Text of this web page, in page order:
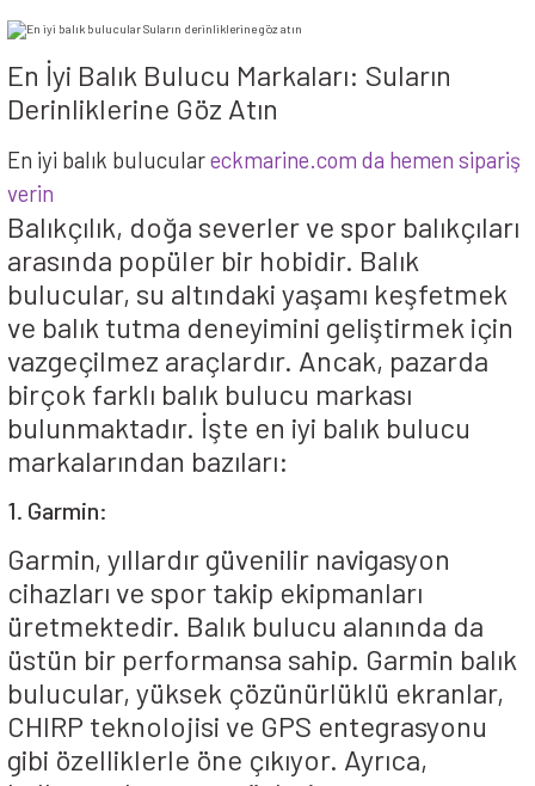
En İyi Balık Bulucu Markaları: Suların
Derinliklerine Göz Atın
En iyi balık buluculareckmarine.com da hemen sipariş
verin
Balıkçılık, doğa severler ve spor balıkçıları
arasında popüler bir hobidir. Balık
bulucular, su altındaki yaşamı keşfetmek
ve balık tutma deneyimini geliştirmek için
vazgeçilmez araçlardır. Ancak, pazarda
birçok farklı balık bulucu markası
bulunmaktadır. İşte en iyi balık bulucu
markalarından bazıları:
1. Garmin:
Garmin, yıllardır güvenilir navigasyon
cihazları ve spor takip ekipmanları
üretmektedir. Balık bulucu alanında da
üstün bir performansa sahip. Garmin balık
bulucular, yüksek çözünürlüklü ekranlar,
CHIRP teknolojisi ve GPS entegrasyonu
gibi özelliklerle öne çıkıyor. Ayrıca,